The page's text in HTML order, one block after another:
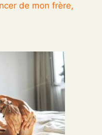
de mon frère,